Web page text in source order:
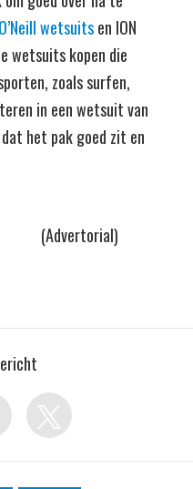
O’Neill wetsuitsen ION
wetsuits kopen die
zoals surfen,
in een wetsuit van
het pak goed zit en